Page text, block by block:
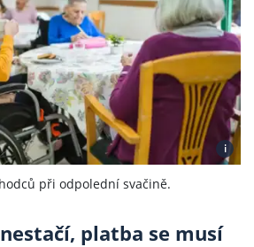
i
při odpolední svačině.
platba se musí